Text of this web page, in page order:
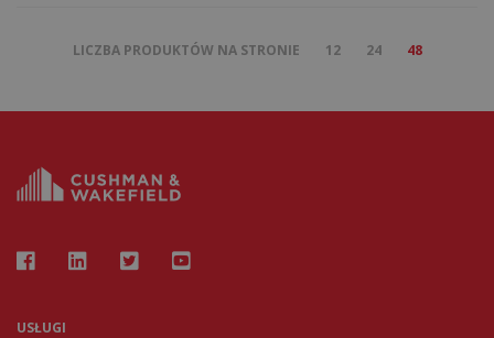
LICZBA PRODUKTÓW NA STRONIE 12 24 48
USŁUGI